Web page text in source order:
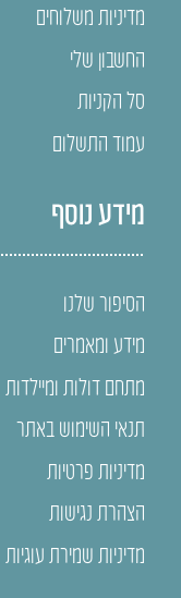
מדיניות משלוחים
החשבון שלי
סל הקניות
עמוד התשלום
מידע נוסף
הסיפור שלנו
מידע ומאמרים
מתחם דולות ומיילדות
תנאי השימוש באתר
מדיניות פרטיות
הצהרת נגישות
מדיניות שמירת עוגיות